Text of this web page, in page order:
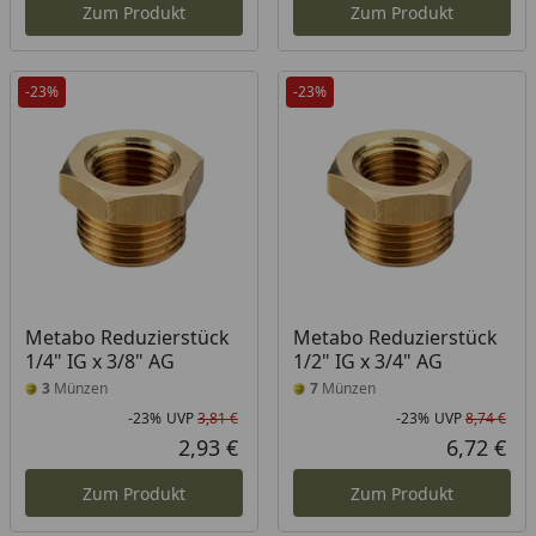
Zum Produkt Zum Produkt
-23%
Metabo Reduzierstück
1/4" IG x 3/8" AG
3 Münzen
Rabatt in Prozent
-23%
Ursprünglicher Preis
UVP3,81 €
Aktueller Preis
2,93 €
Zum Produkt
-23%
Metabo Reduzierstück
1/2" IG x 3/4" AG
7Münzen
-23% UVP8,74 €
6,72 €
Zum Produkt